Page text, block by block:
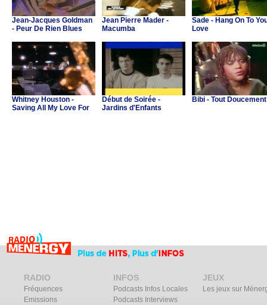
Jean-Jacques Goldman
- Peur De Rien Blues
Jean Pierre Mader -
Macumba
Sade - Hang On To
Love
Whitney Houston -
Saving All My Love For
Début de Soirée -
Jardins d'Enfants
Bibi - Tout Doucement
RADIO
Fréquences
Emissions
INFOS
Podcasts Infos Locales
Podcasts Interviews
JEUX
Les jeux sur